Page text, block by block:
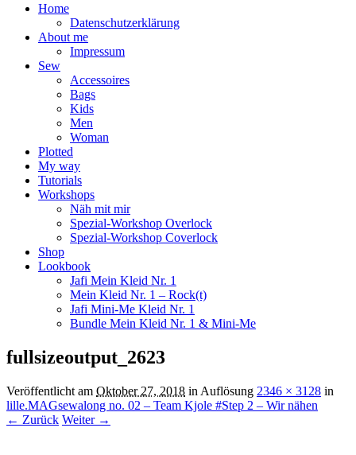
Home
Datenschutzerklärung
About me
Impressum
Sew
Accessoires
Bags
Kids
Men
Woman
Plotted
My way
Tutorials
Workshops
Näh mit mir
Spezial-Workshop Overlock
Spezial-Workshop Coverlock
Shop
Lookbook
Jafi Mein Kleid Nr. 1
Mein Kleid Nr. 1 – Rock(t)
Jafi Mini-Me Kleid Nr. 1
Bundle Mein Kleid Nr. 1 & Mini-Me
fullsizeoutput_2623
Veröffentlicht am Oktober 27, 2018 in Auflösung 2346 × 3128 in
lille.MAGsewalong no. 02 – Team Kjole #Step 2 – Wir nähen
← Zurück Weiter →